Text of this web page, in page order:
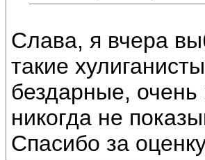
Слава, я вчера
такие
бездарные,
никогда не
Спасибо за